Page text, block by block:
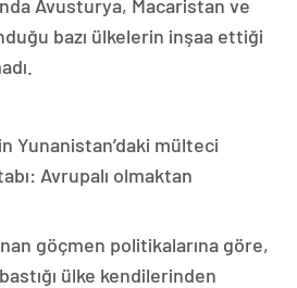
Avusturya, Macaristan ve
bazı ülkelerin inşaa ettiği
Yunanistan’daki mülteci
Avrupalı olmaktan
göçmen politikalarına göre,
ülke kendilerinden